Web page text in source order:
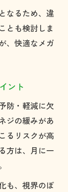
なるため、違
とも検討しま
、快適なメガ
ント
防・軽減に欠
ジの緩みがあ
るリスクが高
方は、月に一
も、視界のぼ